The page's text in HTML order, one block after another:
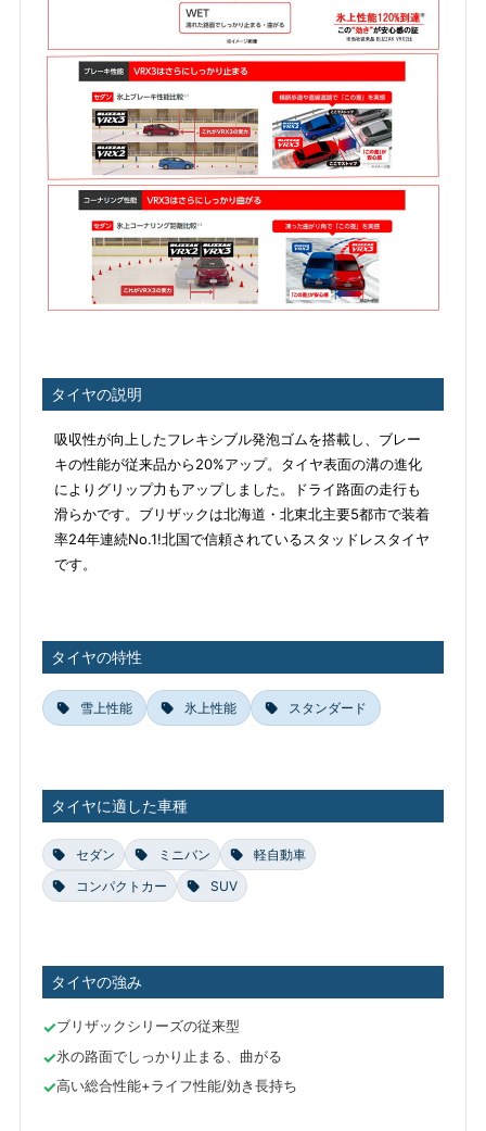
タイヤの説明
吸収性が向上したフレキシブル発泡ゴムを搭載し、ブレー
キの性能が従来品から20%アップ。タイヤ表面の溝の進化
によりグリップ力もアップしました。ドライ路面の走行も
滑らかです。ブリザックは北海道・北東北主要5都市で装着
率24年連続No.1!北国で信頼されているスタッドレスタイヤ
です。
タイヤの特性
雪上性能 氷上性能 スタンダード
タイヤに適した車種
セダン ミニバン
軽自動車
コンパクトカー
SUV
タイヤの強み
ブリザックシリーズの従来型
氷の路面でしっかり止まる、曲がる
高い総合性能+ライフ性能/効き長持ち